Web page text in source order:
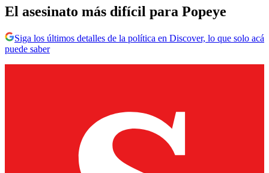
El asesinato más difícil para Popeye
Siga los últimos detalles de la política en Discover, lo que solo acá
puede saber